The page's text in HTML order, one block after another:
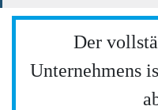
Der
Unternehmens